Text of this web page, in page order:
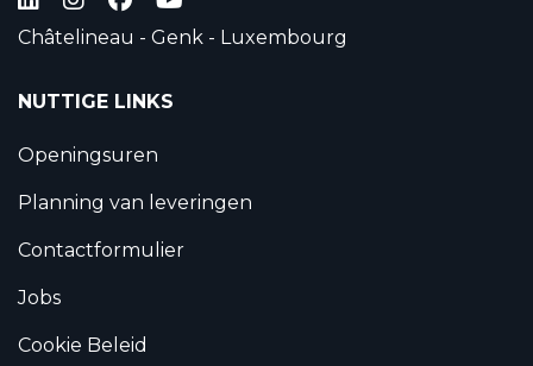
Châtelineau - Genk - Luxembourg
NUTTIGE LINKS
Openingsuren
Planning van leveringen
Contactformulier
Jobs
Cookie Beleid